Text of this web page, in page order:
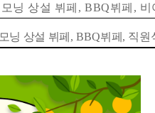
모닝 상설 뷔페 , BBQ뷔페 , 비
모닝 상설 뷔페 , BBQ뷔페 , 직원